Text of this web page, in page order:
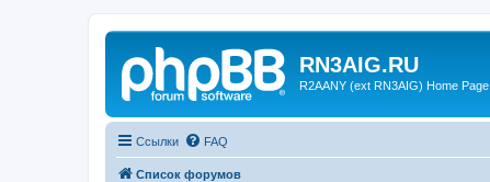
RN3AIG.RU
R2AANY (ext RN3AIG) Home Page
Ссылки FAQ
Список форумов